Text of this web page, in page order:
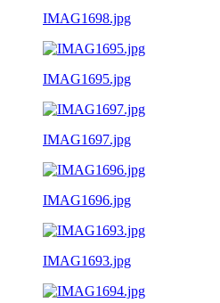
IMAG1698.jpg
IMAG1695.jpg
IMAG1697.jpg
IMAG1696.jpg
IMAG1693.jpg